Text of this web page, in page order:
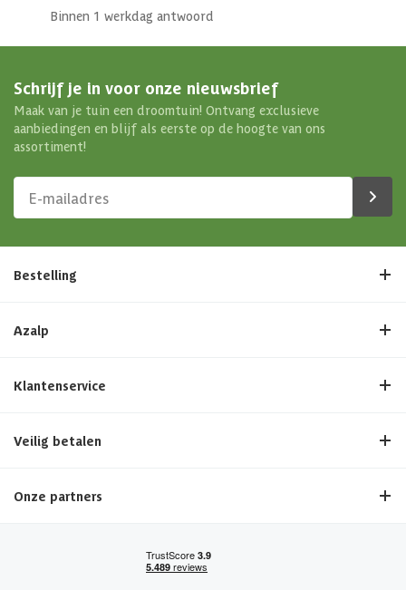
Binnen 1 werkdag antwoord
Schrijf je in voor onze nieuwsbrief
Maak van je tuin een droomtuin! Ontvang exclusieve
aanbiedingen en blijf als eerste op de hoogte van ons
assortiment!
Bestelling
Azalp
Klantenservice
Veilig betalen
Onze partners